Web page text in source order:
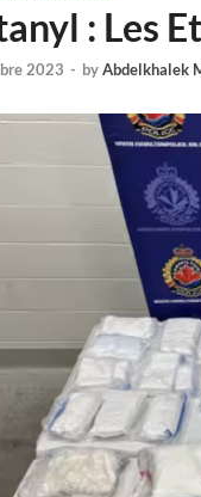
: Les
2023 - byAbdelkhalek